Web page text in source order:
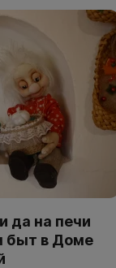
да на печи
быт в Доме